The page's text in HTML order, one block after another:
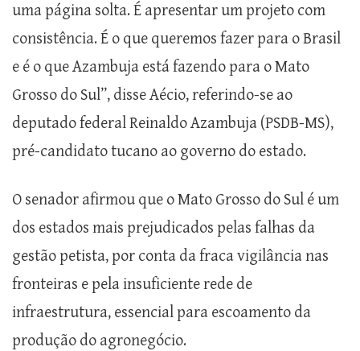
uma página solta. É apresentar um projeto com
consistência. É o que queremos fazer para o Brasil
e é o que Azambuja está fazendo para o Mato
Grosso do Sul”, disse Aécio, referindo-se ao
deputado federal Reinaldo Azambuja (PSDB-MS),
pré-candidato tucano ao governo do estado.
O senador afirmou que o Mato Grosso do Sul é um
dos estados mais prejudicados pelas falhas da
gestão petista, por conta da fraca vigilância nas
fronteiras e pela insuficiente rede de
infraestrutura, essencial para escoamento da
produção do agronegócio.